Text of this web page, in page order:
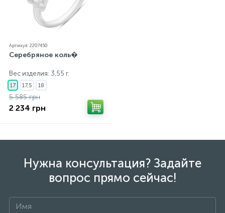
Артикул: 2207450
Серебряное коль�
Вес изделия: 3,55 г.
17 17,5 18
5 585 грн
2 234 грн
Нужна консультация? Задайте
вопрос прямо сейчас!